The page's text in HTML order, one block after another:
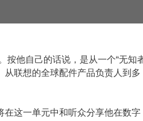
按他自己的话说，是从一个“无知
从联想的全球配件产品负责人到多
这一单元中和听众分享他在数字